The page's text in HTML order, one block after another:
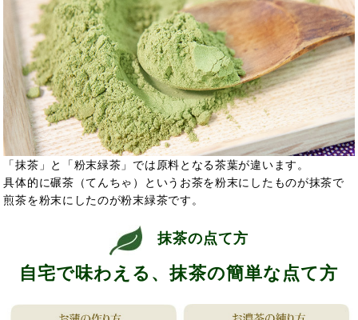
「抹茶」と「粉末緑茶」では原料となる茶葉が違います。
具体的に碾茶（てんちゃ）というお茶を粉末にしたものが抹茶で
煎茶を粉末にしたのが粉末緑茶です。
抹茶の点て方
自宅で味わえる、抹茶の簡単な点て方